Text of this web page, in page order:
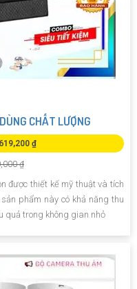
CHẤT LƯỢNG
₫
₫
được thiết kế mỹ thuật và tích
phẩm này có khả năng thu
quả trong không gian nhỏ